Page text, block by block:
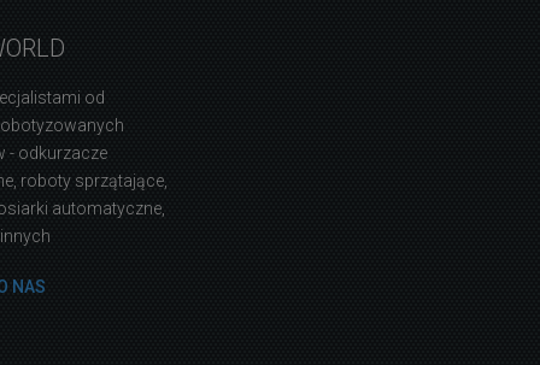
od
- odkurzacze
roboty sprzątające,
automatyczne,
NAS